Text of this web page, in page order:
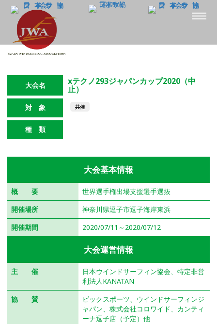
大会名 xテクノ293ジャパンカップ2020（中
止）
対 象 共催
種 類
大会基本情報
概 要
世界選手権出場支援選手選抜
開催場所
神奈川県逗子市逗子海岸東浜
開催期間
2020/07/11～2020/07/12
大会運営情報
主 催
日本ウインドサーフィン協会、特定非営
利法人KANATAN
協 賛
ビックスポーツ、ウインドサーフィンジ
ャパン、株式会社コロワイド、カンティ
ーナ逗子店（予定）他